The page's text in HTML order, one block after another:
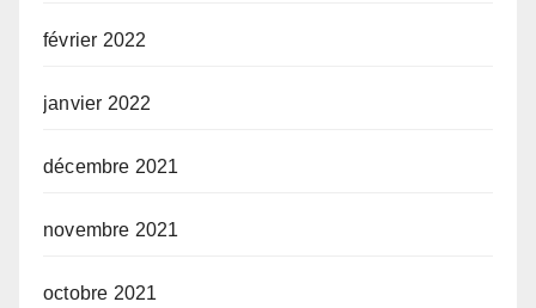
février 2022
janvier 2022
décembre 2021
novembre 2021
octobre 2021